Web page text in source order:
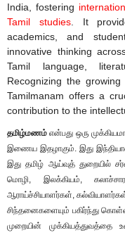
India, fostering
Tamil studies. It
academics, and
innovative thinking
Tamil language,
Recognizing the
Tamilmanam offers a
contribution to the
தமிழ்மணம் என்பது ஒரு
இணைய இதழாகும். இது
இது தமிழ் ஆய்வுத் துறையில்
மொழி, இலக்கியம்,
ஆராய்ச்சியாளர்கள்,
சிந்தனைகளையும் பகிர்ந்து
முறையின்